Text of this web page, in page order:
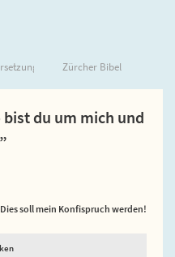
Zürcher Bibel
bist du um mich und
Dies soll mein Konfispruch werden!